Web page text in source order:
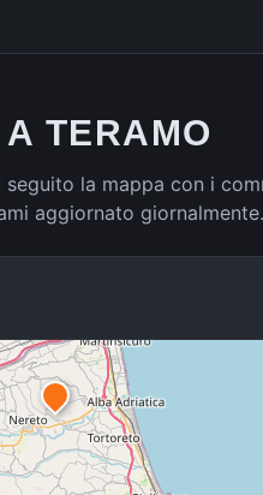
TERAMO
la mappa con i
aggiornato giornalmente.